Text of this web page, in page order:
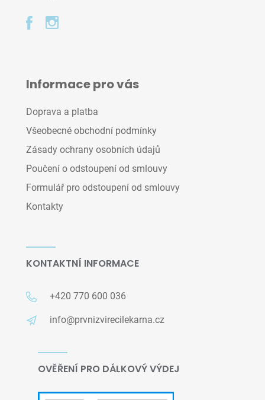
Informace pro vás
Doprava a platba
Všeobecné obchodní podmínky
Zásady ochrany osobních údajů
Poučení o odstoupení od smlouvy
Formulář pro odstoupení od smlouvy
Kontakty
KONTAKTNÍ INFORMACE
+420 770 600 036
info@prvnizvirecilekarna.cz
OVĚŘENÍ PRO DÁLKOVÝ VÝDEJ